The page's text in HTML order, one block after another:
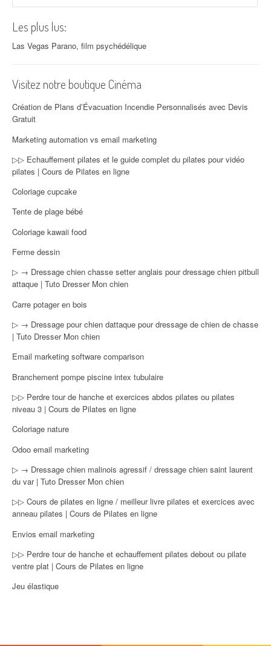
Les plus lus:
Las Vegas Parano, film psychédélique
Visitez notre boutique Cinéma
Création de Plans d’Évacuation Incendie Personnalisés avec Devis
Gratuit
Marketing automation vs email marketing
▷▷ Echauffement pilates et le guide complet du pilates pour vidéo
pilates | Cours de Pilates en ligne
Coloriage cupcake
Tente de plage bébé
Coloriage kawaii food
Ferme dessin
▷ → Dressage chien chasse setter anglais pour dressage chien pitbull
attaque | Tuto Dresser Mon chien
Carre potager en bois
▷ → Dressage pour chien dattaque pour dressage de chien de chasse
| Tuto Dresser Mon chien
Email marketing software comparison
Branchement pompe piscine intex tubulaire
▷▷ Perdre tour de hanche et exercices abdos pilates ou pilates
niveau 3 | Cours de Pilates en ligne
Coloriage nature
Odoo email marketing
▷ → Dressage chien malinois agressif / dressage chien saint laurent
du var | Tuto Dresser Mon chien
▷▷ Cours de pilates en ligne / meilleur livre pilates et exercices avec
anneau pilates | Cours de Pilates en ligne
Envios email marketing
▷▷ Perdre tour de hanche et echauffement pilates debout ou pilate
ventre plat | Cours de Pilates en ligne
Jeu élastique